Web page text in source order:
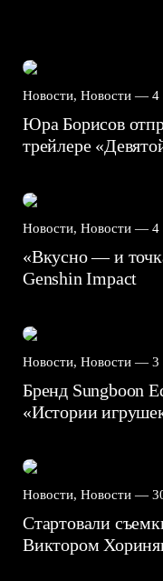
Новости, Новости — 4
Юра Борисов
трейлере
Новости, Новости — 4
«Вкусно — и
Genshin Impact⁠⁠
Новости, Новости — 3
Бренд Sungboon
«Истории
Новости, Новости —
Стартовали
Виктором